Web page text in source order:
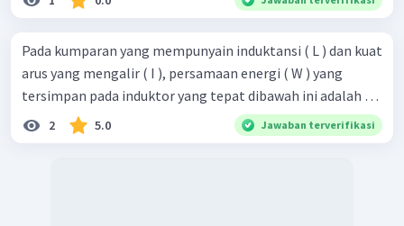
Pada kumparan yang mempunyain induktansi ( L ) dan kuat
arus yang mengalir ( I ), persamaan energi ( W ) yang
tersimpan pada induktor yang tepat dibawah ini adalah …
2 5.0 Jawaban terverifikasi